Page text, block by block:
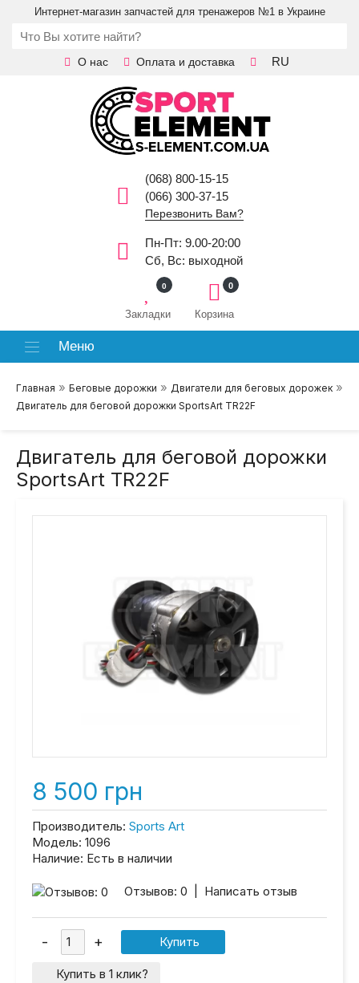
Интернет-магазин запчастей для тренажеров №1 в Украине
О нас Оплата и доставка RU
(068) 800-15-15
(066) 300-37-15
Перезвонить Вам?
Пн-Пт: 9.00-20:00
Сб, Вс: выходной
Закладки
0
Корзина
0
Меню
Главная » Беговые дорожки » Двигатели для беговых дорожек »
Двигатель для беговой дорожки SportsArt TR22F
Двигатель для беговой дорожки
SportsArt TR22F
8 500 грн
Производитель: Sports Art
Модель: 1096
Наличие: Есть в наличии
Отзывов: 0 Написать отзыв
Купить в 1 клик?